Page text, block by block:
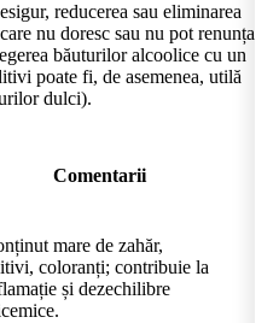
reducerea sau eliminarea
nu doresc sau nu pot renunța
băuturilor alcoolice cu un
poate fi, de asemenea, utilă
dulci).
Comentarii
mare de zahăr,
coloranți; contribuie la
și dezechilibre